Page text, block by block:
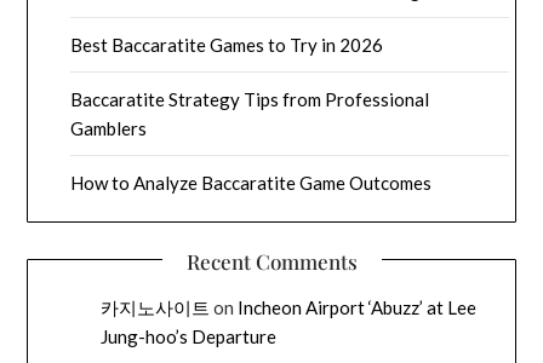
Best Baccaratite Games to Try in 2026
Baccaratite Strategy Tips from Professional
Gamblers
How to Analyze Baccaratite Game Outcomes
Recent Comments
카지노사이트 on Incheon Airport ‘Abuzz’ at Lee
Jung-hoo’s Departure